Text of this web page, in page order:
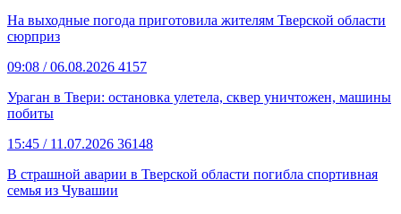
На выходные погода приготовила жителям Тверской области
сюрприз
09:08 / 06.08.2026 4157
Ураган в Твери: остановка улетела, сквер уничтожен, машины
побиты
15:45 / 11.07.2026 36148
В страшной аварии в Тверской области погибла спортивная
семья из Чувашии